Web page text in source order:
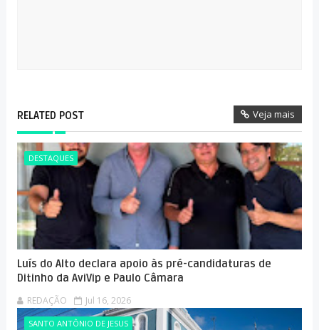
RELATED POST Veja mais
DESTAQUES
Luís do Alto declara apoio às pré-candidaturas de
Ditinho da AviVip e Paulo Câmara
REDAÇÃO Jul 16, 2026
SANTO ANTÔNIO DE JESUS